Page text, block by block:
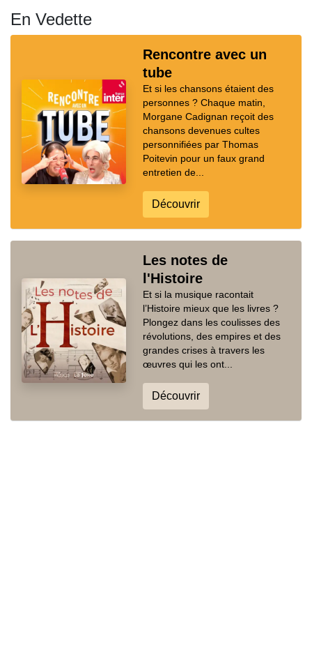
En Vedette
Rencontre avec un
tube
Et si les chansons étaient des
personnes ? Chaque matin,
Morgane Cadignan reçoit des
chansons devenues cultes
personnifiées par Thomas
Poitevin pour un faux grand
entretien de...
Découvrir
Les notes de
l'Histoire
Et si la musique racontait
l’Histoire mieux que les livres ?
Plongez dans les coulisses des
révolutions, des empires et des
grandes crises à travers les
œuvres qui les ont...
Découvrir